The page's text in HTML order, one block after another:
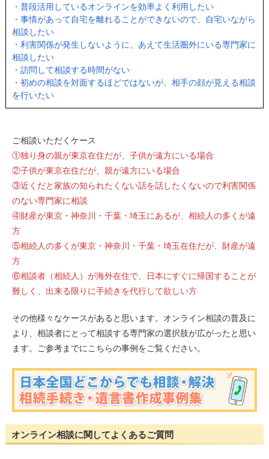
・普段活用しているオンラインを効率よく利用したい
・事情があって自宅を離れることができないので、自宅いながら
相談したい
・利害関係が発生しないように、あえて生活圏外にいる専門家に
相談したい
・訪問して相談する時間がない
・初めの相談を対面するほどではないが、相手の顔が見える相談
を行いたい
ご相談いただくケース
①独り身の親が東京在住だが、子供が遠方にいる場合
②子供が東京在住だが、親が遠方にいる場合
③近くだと家族の知られたくない話を話したくないので利害関係
のない専門家に相談
④財産が東京・神奈川・千葉・埼玉にあるが、相続人の多くが遠
方
⑤相続人の多くが東京・神奈川・千葉・埼玉在住だが、財産が遠
方
⑥相談者（相続人）が海外在住で、日本にすぐに帰国することが
難しく、出来る限りに手続きを代行して欲しい方
その他様々なケースがあると思います。オンライン相談の普及に
より、相談者にとって相談する専門家の選択肢が広がったと思い
ます。ご参考までにこちらの事例をご覧ください。
オンライン相談に関してよくあるご質問